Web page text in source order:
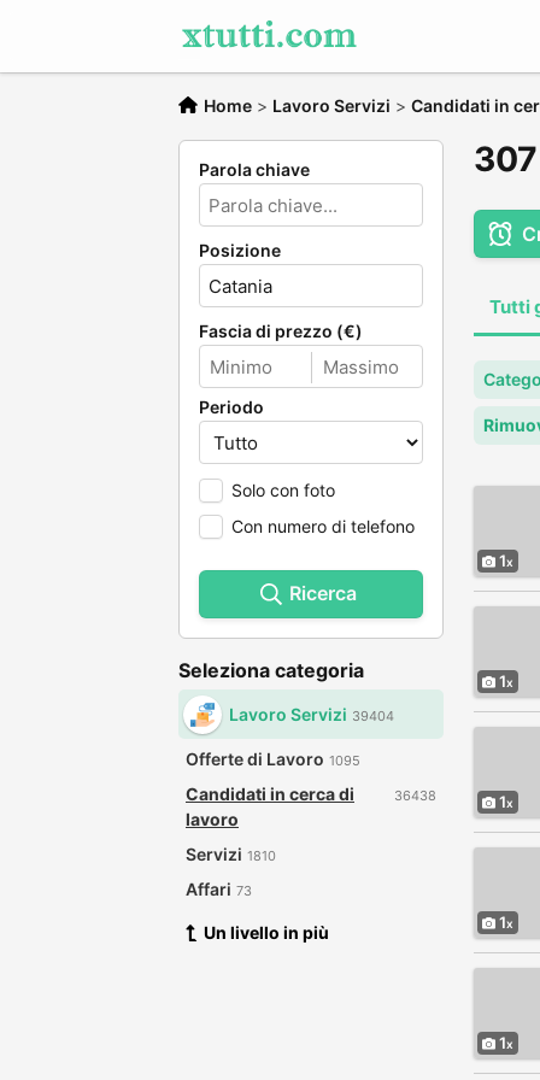
Home > Lavoro Servizi > Candidati in
Parola chiave
Posizione
Fascia di prezzo (€)
Periodo
Solo con foto
Con numero di telefono
Ricerca
Seleziona categoria
Lavoro Servizi 39404
Offerte di Lavoro 1095
Candidati in cerca di
lavoro
36438
Servizi 1810
Affari 73
Un livello in più
Tutti
1
1
1
1
1